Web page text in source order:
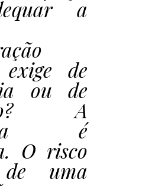
a
de
ou de
A
é
O risco
uma